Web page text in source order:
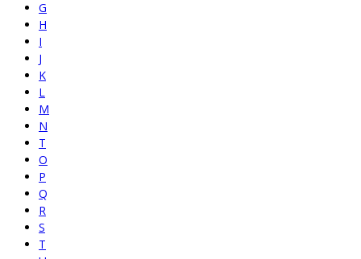
G
H
I
J
K
L
M
N
T
O
P
Q
R
S
T